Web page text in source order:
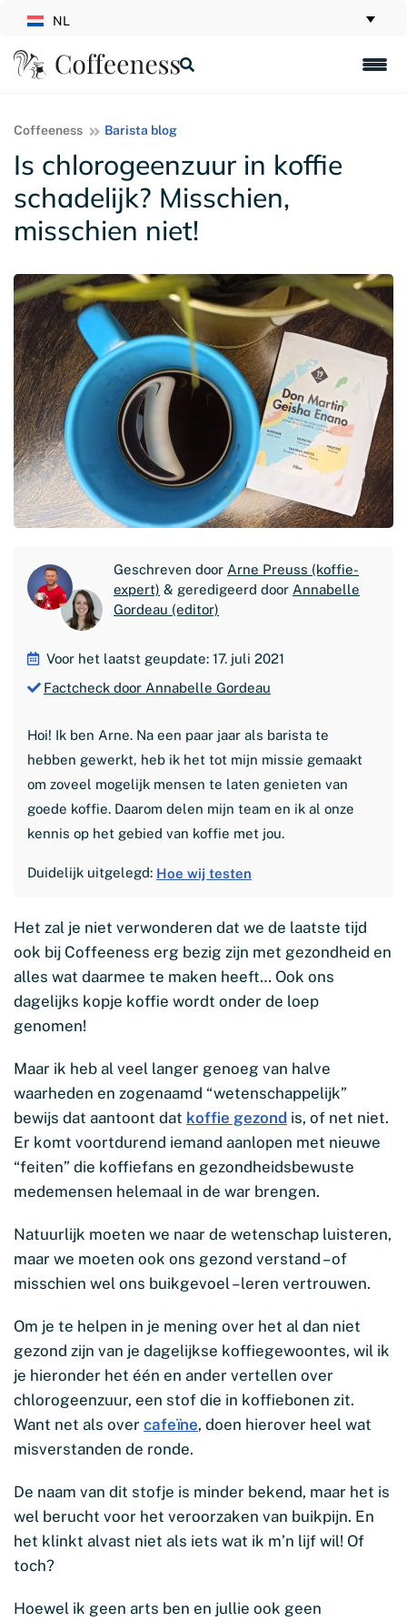
NL
Coffeeness Barista blog
Is chlorogeenzuur in koffie
schadelijk? Misschien,
misschien niet!
Geschreven door Arne Preuss (koffie-
expert) & geredigeerd door Annabelle
Gordeau (editor)
Voor het laatst geupdate: 17. juli 2021
Factcheck door Annabelle Gordeau
Hoi! Ik ben Arne. Na een paar jaar als barista te
hebben gewerkt, heb ik het tot mijn missie gemaakt
om zoveel mogelijk mensen te laten genieten van
goede koffie. Daarom delen mijn team en ik al onze
kennis op het gebied van koffie met jou.
Duidelijk uitgelegd: Hoe wij testen
Het zal je niet verwonderen dat we de laatste tijd
ook bij Coffeeness erg bezig zijn met gezondheid en
alles wat daarmee te maken heeft… Ook ons
dagelijks kopje koffie wordt onder de loep
genomen!
Maar ik heb al veel langer genoeg van halve
waarheden en zogenaamd “wetenschappelijk”
bewijs dat aantoont dat koffie gezond is, of net niet.
Er komt voortdurend iemand aanlopen met nieuwe
“feiten” die koffiefans en gezondheidsbewuste
medemensen helemaal in de war brengen.
Natuurlijk moeten we naar de wetenschap luisteren,
maar we moeten ook ons gezond verstand – of
misschien wel ons buikgevoel – leren vertrouwen.
Om je te helpen in je mening over het al dan niet
gezond zijn van je dagelijkse koffiegewoontes, wil ik
je hieronder het één en ander vertellen over
chlorogeenzuur, een stof die in koffiebonen zit.
Want net als over cafeïne, doen hierover heel wat
misverstanden de ronde.
De naam van dit stofje is minder bekend, maar het is
wel berucht voor het veroorzaken van buikpijn. En
het klinkt alvast niet als iets wat ik m’n lijf wil! Of
toch?
Hoewel ik geen arts ben en jullie ook geen